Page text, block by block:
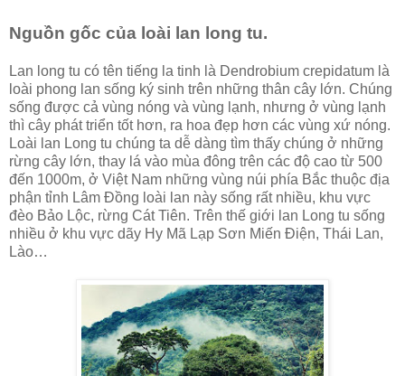
Nguồn gốc của loài lan long tu.
Lan long tu có tên tiếng la tinh là Dendrobium crepidatum là
loài phong lan sống ký sinh trên những thân cây lớn. Chúng
sống được cả vùng nóng và vùng lạnh, nhưng ở vùng lạnh
thì cây phát triển tốt hơn, ra hoa đẹp hơn các vùng xứ nóng.
Loài lan Long tu chúng ta dễ dàng tìm thấy chúng ở những
rừng cây lớn, thay lá vào mùa đông trên các độ cao từ 500
đến 1000m, ở Việt Nam những vùng núi phía Bắc thuộc địa
phận tỉnh Lâm Đồng loài lan này sống rất nhiều, khu vực
đèo Bảo Lộc, rừng Cát Tiên. Trên thế giới lan Long tu sống
nhiều ở khu vực dãy Hy Mã Lạp Sơn Miến Điện, Thái Lan,
Lào…